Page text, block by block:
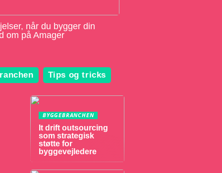
når du bygger din
om på Amager
Tips og tricks
BYGGEBRANCHEN
It drift outsourcing
som strategisk
støtte for
byggevejledere